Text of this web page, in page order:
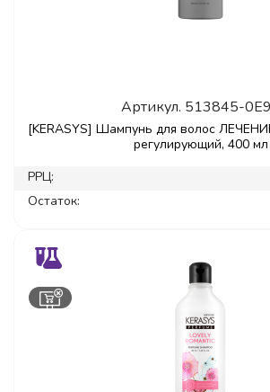
Артикул. 513845-
[KERASYS] Шампунь для волос
регулирующий, 400 мл
РРЦ:
Остаток: